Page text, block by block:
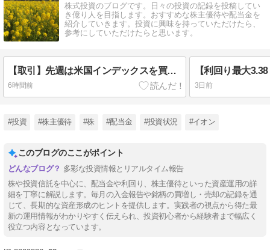
株式投資のブログです。日々の投資の記録を投稿してい
き億り人を目指します。おすすめな株主優待や配当金を
紹介していきます。投資に興味を持っていただけたら、
参考にしていただけたらと思います。
【取引】先週は米国インデックスを買増し！
6時間前 3日前
#投資 #株主優待 #株 #配当金 #投資状況 #イオン
このブログのここがポイント
多彩な投資情報とリアルタイム報告
株や投資信託を中心に、配当金や利回り、株主優待といった資産運用の詳
細を丁寧に解説します。毎月の入金報告や銘柄の買増し・売却の記録を通
じて、長期的な資産形成のヒントを提供します。実践者の視点から得た最
新の運用情報がわかりやすく伝えられ、投資初心者から経験者まで幅広く
役立つ内容となっています。